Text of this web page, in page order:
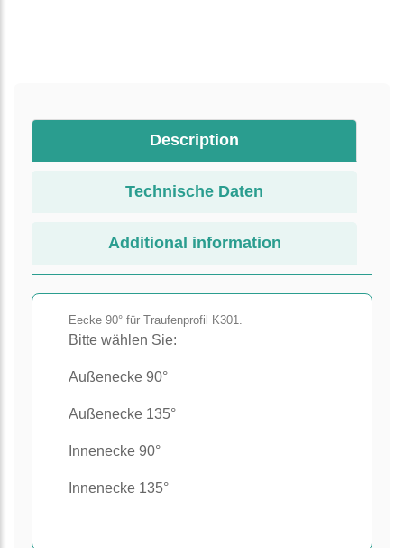
Description
Technische Daten
Additional information
Eecke 90° für Traufenprofil K301.
Bitte wählen Sie:
Außenecke 90°
Außenecke 135°
Innenecke 90°
Innenecke 135°